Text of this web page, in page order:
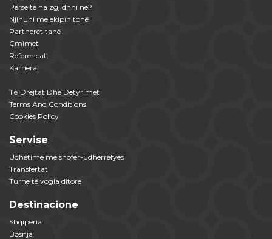
Përse të na zgjidhni ne?
Njihuni me ekipin tonë
Partnerët tanë
Çmimet
Referencat
Karriera
Tѐ Drejtat Dhe Detyrimet
Terms And Conditions
Cookies Policy
Servise
Udhëtime me shofer-udhërrëfyes
Transfertat
Turne të vogla ditore
Destinacione
Shqiperia
Bosnja